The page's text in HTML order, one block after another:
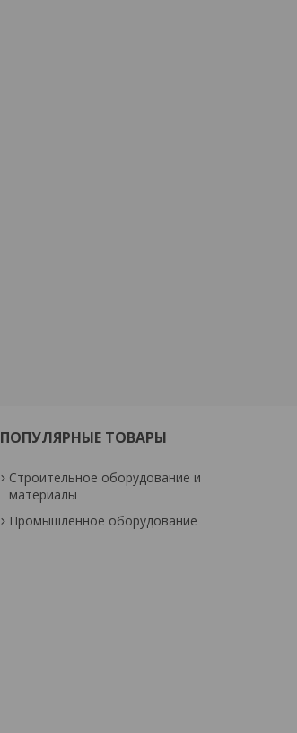
ПОПУЛЯРНЫЕ ТОВАРЫ
Строительное оборудование и
материалы
Промышленное оборудование